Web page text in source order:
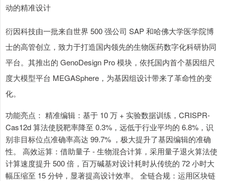
动的精准设计
衍因科技由一批来自世界 500 强公司 SAP 和哈佛大学医学院博
士的高管创立，致力于打造国内领先的生物医药数字化科研协同
平台。其推出的 GenoDesign Pro 模块，依托国内首个基因组尺
度大模型平台 MEGASphere，为基因组设计带来了革命性的变
化。
功能亮点： 精准编辑：基于 10 万 + 实验数据训练，CRISPR-
Cas12d 算法使脱靶率降至 0.3%，远低于行业平均的 6.8%，识
别非目标位点准确率高达 99.7% ，极大提升了基因编辑的准确
性。 高效运算：借助量子 - 生物混合计算，采用量子退火算法使
计算速度提升 500 倍，百万碱基对设计耗时从传统的 72 小时大
幅压缩至 15 分钟，显著提高设计效率。 全链合规：运用区块链